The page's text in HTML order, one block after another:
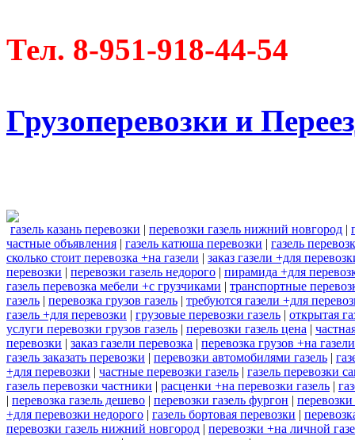
Тел. 8-951-918-44-54
Грузоперевозки и
газель казань перевозки | перевозки газель нижний новгород |
частные объявления | газель катюша перевозки | газель
сколько стоит перевозка +на газели | заказ газели +для
перевозки | перевозки газель недорого | пирамида +для
газель перевозка мебели +с грузчиками | транспортные
газель | перевозка грузов газель | требуются газели +для
газель +для перевозки | грузовые перевозки газель | открытая
услуги перевозки грузов газель | перевозки газель цена |
перевозки | заказ газели перевозка | перевозка грузов +на
газель заказать перевозки | перевозки автомобилями газель |
+для перевозки | частные перевозки газель | газель перевозки
газель перевозки частники | расценки +на перевозки газель |
| перевозка газель дешево | перевозки газель фургон |
+для перевозки недорого | газель бортовая перевозки |
перевозки газель нижний новгород | перевозки +на личной